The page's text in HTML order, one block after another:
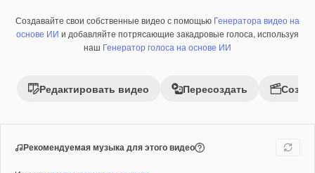
Премиум
Создавайте свои собственные видео с помощью Генератора видео на
основе ИИ и добавляйте потрясающие закадровые голоса, используя
наш Генератор голоса на основе ИИ
Редактировать видео Пересоздать
Рекомендуемая музыка для этого видео